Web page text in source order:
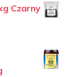
Czarny